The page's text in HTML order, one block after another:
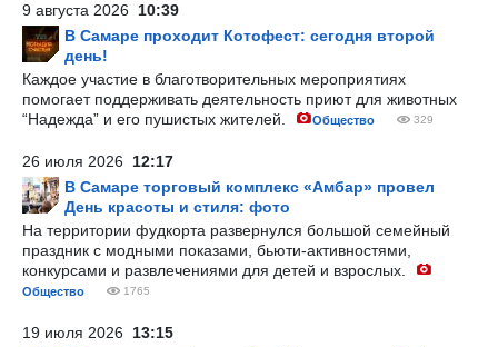
9 августа 2026 10:39
В Самаре проходит Котофест: сегодня второй
день!
Каждое участие в благотворительных мероприятиях
помогает поддерживать деятельность приют для животных
“Надежда” и его пушистых жителей.
Общество 329
26 июля 2026 12:17
В Самаре торговый комплекс «Амбар» провел
День красоты и стиля: фото
На территории фудкорта развернулся большой семейный
праздник с модными показами, бьюти-активностями,
конкурсами и развлечениями для детей и взрослых.
Общество 1765
19 июля 2026 13:15